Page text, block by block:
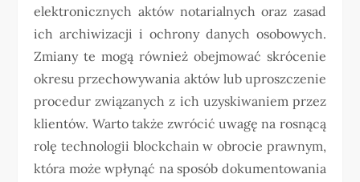
elektronicznych aktów notarialnych oraz zasad
ich archiwizacji i ochrony danych osobowych.
Zmiany te mogą również obejmować skrócenie
okresu przechowywania aktów lub uproszczenie
procedur związanych z ich uzyskiwaniem przez
klientów. Warto także zwrócić uwagę na rosnącą
rolę technologii blockchain w obrocie prawnym,
która może wpłynąć na sposób dokumentowania